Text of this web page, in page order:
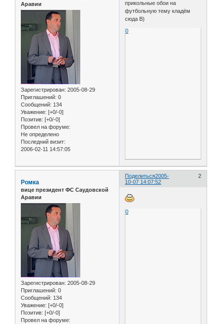
Аравии
Зарегистрирован: 2005-08-29
Приглашений: 0
Сообщений: 134
Уважение: [+0/-0]
Позитив: [+0/-0]
Провел на форуме:
Не определено
Последний визит:
2006-02-11 14:57:05
прикольные обои на
футбольную тему кладём
сюда B)
0
Поделиться 2
2005-
10-07 14:07:52
Ромка
вице президент ФС Саудовской
Аравии
Зарегистрирован: 2005-08-29
Приглашений: 0
Сообщений: 134
Уважение: [+0/-0]
Позитив: [+0/-0]
Провел на форуме:
0